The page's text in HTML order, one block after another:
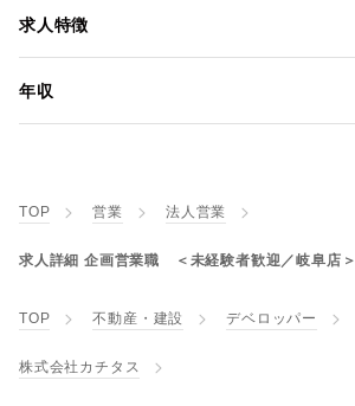
求人特徴
年収
TOP 営業 法人営業
求人詳細 企画営業職 ＜未経験者歓迎／岐阜店＞
TOP 不動産・建設 デベロッパー
株式会社カチタス